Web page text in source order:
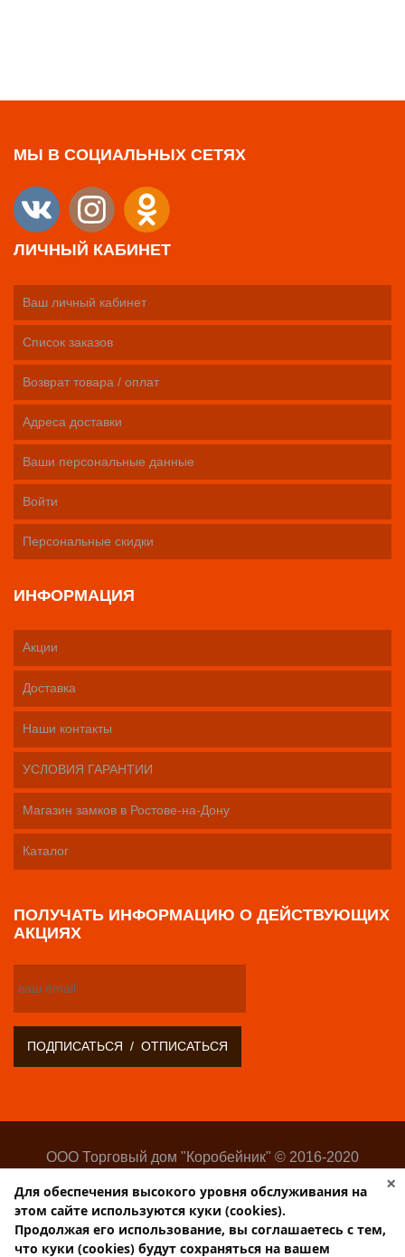
МЫ В СОЦИАЛЬНЫХ СЕТЯХ
ЛИЧНЫЙ КАБИНЕТ
Ваш личный кабинет
Список заказов
Возврат товара / оплат
Адреса доставки
Ваши персональные данные
Войти
Персональные скидки
ИНФОРМАЦИЯ
Акции
Доставка
Наши контакты
УСЛОВИЯ ГАРАНТИИ
Магазин замков в Ростове-на-Дону
Каталог
ПОЛУЧАТЬ ИНФОРМАЦИЮ О ДЕЙСТВУЮЩИХ
АКЦИЯХ
ООО Торговый дом "Коробейник" © 2016-2020
изделий
Разработка:Web-студия Websilon
Поддержка сайта —ООО «Центр-Интернет»
×
Для обеспечения высокого уровня обслуживания на
этом сайте используются куки (cookies).
Продолжая его использование, вы соглашаетесь с тем,
что куки (cookies) будут сохраняться на вашем